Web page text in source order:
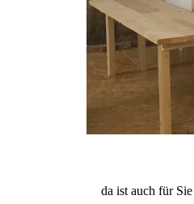
da ist auch für Sie